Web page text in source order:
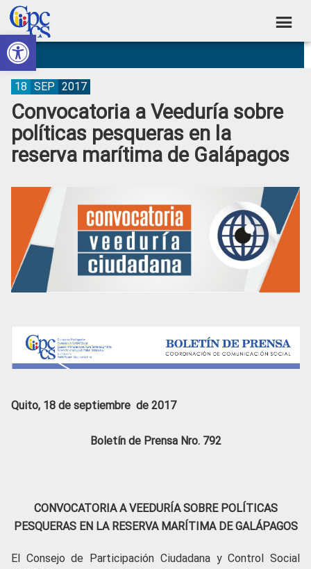
Abrir barra de herramientas
Skip
to
primary
navigation
Skip
to
main
content
Skip
to
primary
sidebar
Skip
to
footer
Consejo
de
Participación
Ciudadana
Control
Social
Construyendo
Poder
Ciudadano
Convocatoria a Veeduría sobre
políticas pesqueras en la
reserva marítima de Galápagos
18 SEP 2017
Quito, 18 de septiembre de 2017
Boletín de Prensa Nro. 792
CONVOCATORIA A VEEDURÍA SOBRE POLÍTICAS
PESQUERAS EN LA RESERVA MARÍTIMA DE GALÁPAGOS
El Consejo de Participación Ciudadana y Control Social